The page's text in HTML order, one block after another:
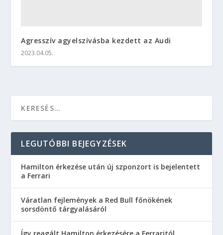
Agresszív agyelszívásba kezdett az Audi
2023.04.05.
LEGUTÓBBI BEJEGYZÉSEK
Hamilton érkezése után új szponzort is bejelentett
a Ferrari
Váratlan fejlemények a Red Bull főnökének
sorsdöntő tárgyalásáról